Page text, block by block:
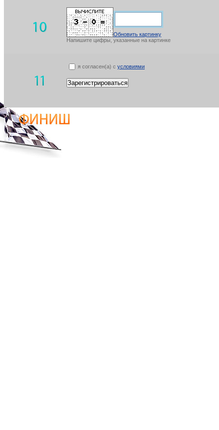
Обновить картинку
Напишите цифры, указанные на картинке
я согласен(а) с условиями
Зарегистрироваться